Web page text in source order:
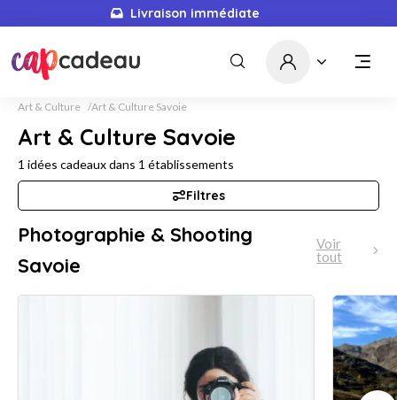
Livraison immédiate
Art & Culture Art & Culture Savoie
Art & Culture Savoie
1 idées cadeaux dans 1 établissements
Filtres
Photographie & Shooting
Savoie
Voir
tout